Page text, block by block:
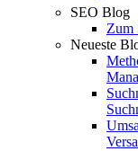
SEO Blog
Zum
Neueste